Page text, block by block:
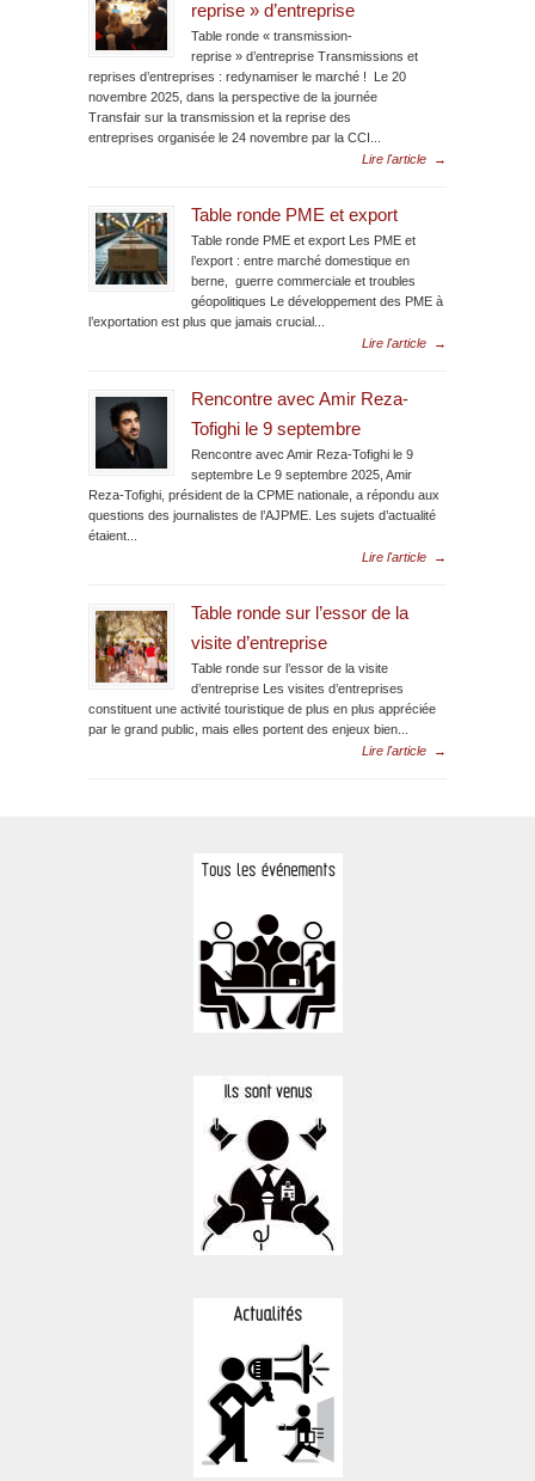
reprise » d’entreprise
Table ronde « transmission-
reprise » d’entreprise Transmissions et
reprises d’entreprises : redynamiser le marché ! Le 20
novembre 2025, dans la perspective de la journée
Transfair sur la transmission et la reprise des
entreprises organisée le 24 novembre par la CCI...
Lire l'article
→
Table ronde PME et export
Table ronde PME et export Les PME et
l’export : entre marché domestique en
berne, guerre commerciale et troubles
géopolitiques Le développement des PME à
l’exportation est plus que jamais crucial...
Lire l'article
→
Rencontre avec Amir Reza-
Tofighi le 9 septembre
Rencontre avec Amir Reza-Tofighi le 9
septembre Le 9 septembre 2025, Amir
Reza-Tofighi, président de la CPME nationale, a répondu aux
questions des journalistes de l’AJPME. Les sujets d’actualité
étaient...
Lire l'article
→
Table ronde sur l’essor de la
visite d’entreprise
Table ronde sur l’essor de la visite
d’entreprise Les visites d’entreprises
constituent une activité touristique de plus en plus appréciée
par le grand public, mais elles portent des enjeux bien...
Lire l'article
→